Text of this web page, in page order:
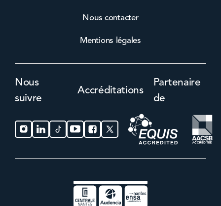
Nous contacter
Mentions légales
Nous
suivre
Accréditations
Partenaire
de